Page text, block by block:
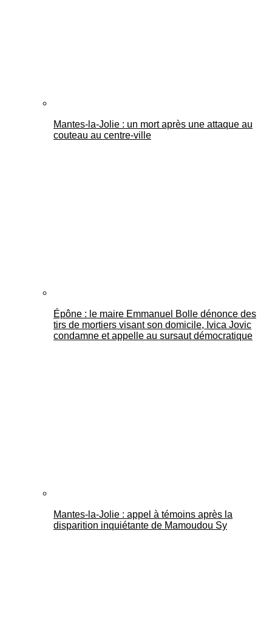
Mantes-la-Jolie : un mort après une attaque au
couteau au centre-ville
Épône : le maire Emmanuel Bolle dénonce des
tirs de mortiers visant son domicile, Ivica Jovic
condamne et appelle au sursaut démocratique
Mantes-la-Jolie : appel à témoins après la
disparition inquiétante de Mamoudou Sy